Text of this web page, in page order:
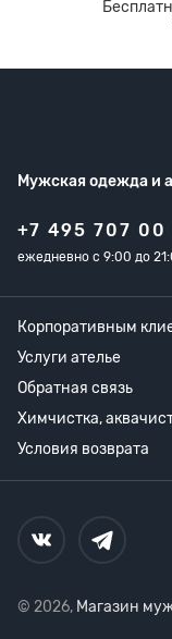
Мужская одежда и
+7 495 707 00
ежедневно с 9:00 до
Корпоративным
Услуги ателье
Обратная связь
Химчистка,
Условия возврата
© 2026, Магазин